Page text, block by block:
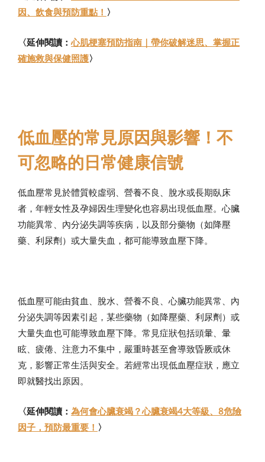
因、飲食與預防重點！ 〉
〈延伸閱讀：心肌梗塞預防指南｜帶你破解迷思、掌握正
確施救與保健照護〉
低血壓的常見原因與影響！不
可忽略的日常健康信號
低血壓常見於體質較虛弱、營養不良、脫水或長期臥床
者，年輕女性及孕婦因生理變化也容易出現低血壓。心臟
功能異常、內分泌失調等疾病，以及部分藥物（如降壓
藥、利尿劑）或大量失血，都可能導致血壓下降。
低血壓可能由貧血、脫水、營養不良、心臟功能異常、內
分泌失調等因素引起，某些藥物（如降壓藥、利尿劑）或
大量失血也可能導致血壓下降。常見症狀包括頭暈、暈
眩、疲倦、注意力不集中，嚴重時甚至會導致昏厥或休
克，影響正常生活與安全。若經常出現低血壓症狀，應立
即就醫找出原因。
〈延伸閱讀： 為何會心臟衰竭？心臟衰竭4大等級、8危險
因子，預防最重要！ 〉